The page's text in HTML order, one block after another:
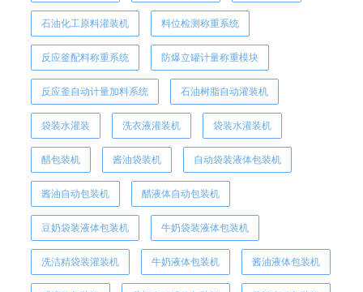
石油化工原料灌装机 料位检测称重系统
反应釜配料称重系统 防爆立罐计量称重模块
反应釜自动计量加料系统 石油树脂自动灌装机
袋装水灌装 洗衣液灌装机 袋装水灌装机
醋包装机 酱油袋装机 自动袋装液体包装机
酱油自动包装机 醋液体自动包装机
豆奶袋装液体包装机 牛奶袋装液体包装机
洗洁精袋装灌装机 牛奶液体包装机 酱油液体包装机